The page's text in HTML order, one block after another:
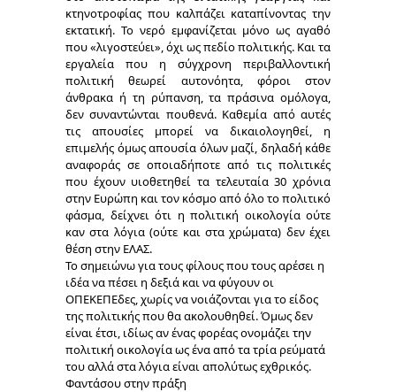
κτηνοτροφίας που καλπάζει καταπίνοντας την
εκτατική. Το νερό εμφανίζεται μόνο ως αγαθό
που «λιγοστεύει», όχι ως πεδίο πολιτικής. Και τα
εργαλεία που η σύγχρονη περιβαλλοντική
πολιτική θεωρεί αυτονόητα, φόροι στον
άνθρακα ή τη ρύπανση, τα πράσινα ομόλογα,
δεν συναντώνται πουθενά. Καθεμία από αυτές
τις απουσίες μπορεί να δικαιολογηθεί, η
επιμελής όμως απουσία όλων μαζί, δηλαδή κάθε
αναφοράς σε οποιαδήποτε από τις πολιτικές
που έχουν υιοθετηθεί τα τελευταία 30 χρόνια
στην Ευρώπη και τον κόσμο από όλο το πολιτικό
φάσμα, δείχνει ότι η πολιτική οικολογία ούτε
καν στα λόγια (ούτε και στα χρώματα) δεν έχει
θέση στην ΕΛΑΣ.
Το σημειώνω για τους φίλους που τους αρέσει η
ιδέα να πέσει η δεξιά και να φύγουν οι
ΟΠΕΚΕΠΕδες, χωρίς να νοιάζονται για το είδος
της πολιτικής που θα ακολουθηθεί. Όμως δεν
είναι έτσι, ιδίως αν ένας φορέας ονομάζει την
πολιτική οικολογία ως ένα από τα τρία ρεύματά
του αλλά στα λόγια είναι απολύτως εχθρικός.
Φαντάσου στην πράξη